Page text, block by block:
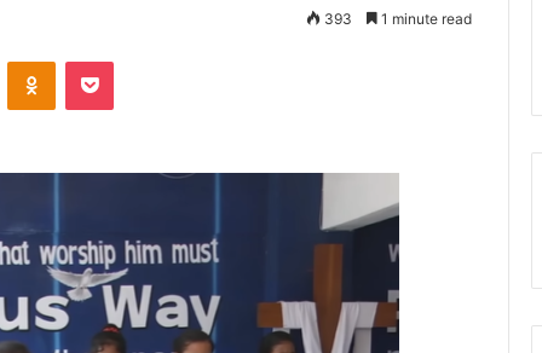
393 1 minute read